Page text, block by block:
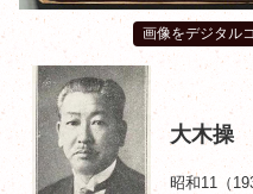
画像をデジタル
大木操
昭和11（